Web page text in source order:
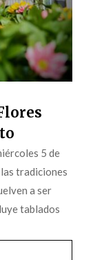
5 de
tradiciones
a ser
tablados